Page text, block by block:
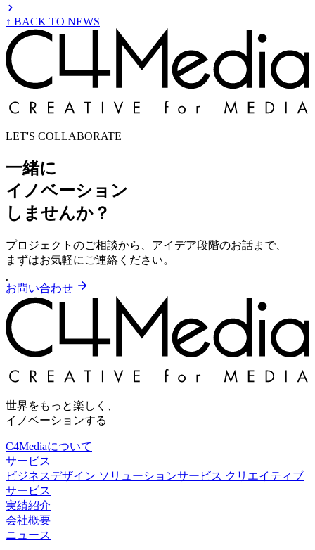
↑ BACK TO NEWS
LET'S COLLABORATE
一緒に
イノベーション
しませんか？
プロジェクトのご相談から、アイデア段階のお話まで、
まずはお気軽にご連絡ください。
お問い合わせ
世界をもっと楽しく、
イノベーションする
C4Mediaについて
サービス
ビジネスデザイン ソリューションサービス クリエイティブ
サービス
実績紹介
会社概要
ニュース